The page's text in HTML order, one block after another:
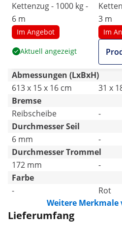
Kettenzug - 1000 kg -
6 m
Im Angebot
Aktuell angezeigt
3 m
Im
Abmessungen (LxBxH)
613 x 15 x 16 cm
31 x
Bremse
Reibscheibe
-
Durchmesser Seil
6 mm
-
Durchmesser Trommel
172 mm
-
Farbe
-
Rot
Weitere Merkmale
Lieferumfang